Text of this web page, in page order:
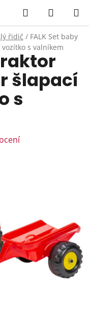
Hledat
KOŠÍK
řidič / FALK Set baby
s valníkem
šlapací
s